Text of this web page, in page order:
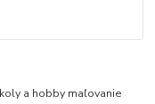
a hobby maľovanie